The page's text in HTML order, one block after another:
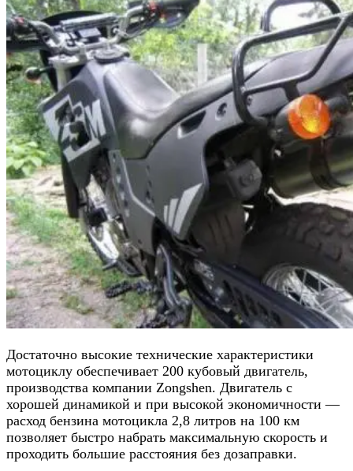
Достаточно высокие технические характеристики
мотоциклу обеспечивает 200 кубовый двигатель,
производства компании Zongshen. Двигатель с
хорошей динамикой и при высокой экономичности —
расход бензина мотоцикла 2,8 литров на 100 км
позволяет быстро набрать максимальную скорость и
проходить большие расстояния без дозаправки.